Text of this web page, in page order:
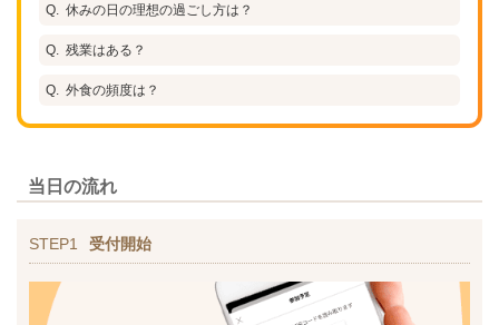
休みの日の理想の過ごし方は？
残業はある？
外食の頻度は？
当日の流れ
STEP1 受付開始